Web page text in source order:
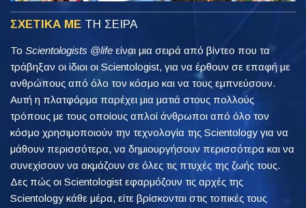
ΣΧΕΤΙΚΑ ΜΕ ΤΗ ΣΕΙΡΑ
Το Scientologists @life είναι μια σειρά από βίντεο που τα
τράβηξαν οι ίδιοι οι Scientologist, για να έρθουν σε επαφή με
ανθρώπους από όλο τον κόσμο και να τους εμπνεύσουν.
Αυτή η πλατφόρμα παρέχει μια ματιά στους πολλούς
τρόπους με τους οποίους απλοί άνθρωποι από όλο τον
κόσμο χρησιμοποιούν την τεχνολογία της Scientology για να
μάθουν περισσότερα, να δημιουργήσουν περισσότερα και να
συνεχίσουν να ακμάζουν σε όλες τις πτυχές της ζωής τους.
Δες πώς οι Scientologist εφαρμόζουν τις αρχές της
Scientology κάθε μέρα, είτε βρίσκονται στις τοπικές τους